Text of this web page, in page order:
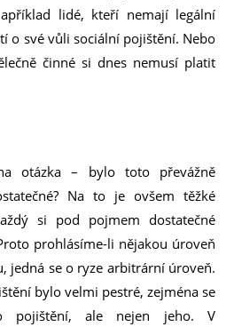
lidé, kteří nemají legální
o své vůli sociální pojištění. Nebo
činné si dnes nemusí platit
otázka – bylo toto převážně
Na to je ovšem těžké
si pod pojmem dostatečné
prohlásíme-li nějakou úroveň
jedná se o ryze arbitrární úroveň.
bylo velmi pestré, zejména se
pojištění, ale nejen jeho. V